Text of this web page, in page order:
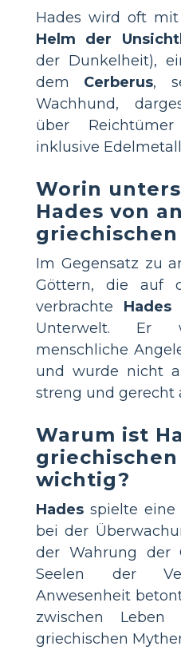
Hades wird oft
Helm der
der Dunkelheit),
dem Cerberus,
Wachhund,
über
inklusive
Worin
Hades von
Im Gegensatz zu
Göttern, die auf
verbrachte Hades
Unterwelt. Er
menschliche
und wurde nicht
streng und gerecht
Warum ist
wichtig?
Hades spielte eine
bei der
der Wahrung der
Seelen der
Anwesenheit
zwischen
griechischen